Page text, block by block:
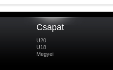
Csapat
U20
U18
Megyei